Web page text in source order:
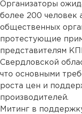
Организаторы
более 200 человек
общественных
протестующие
представителям
Свердловской
что основными
роста цен и
производителей.
Митинг в